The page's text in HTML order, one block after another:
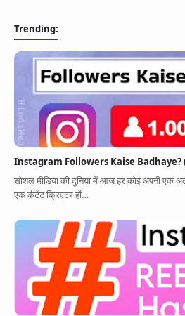
Trending:
Instagram Followers Kaise Badhaye?
सोशल मीडिया की दुनिया में आज हर कोई अपनी एक
एक कंटेंट क्रिएटर हों…